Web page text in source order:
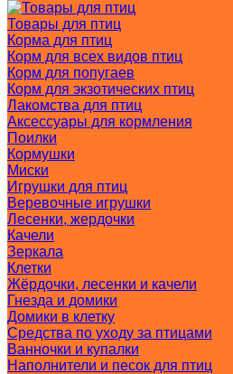
Товары для птиц
Корма для птиц
Корм для всех видов птиц
Корм для попугаев
Корм для экзотических птиц
Лакомства для птиц
Аксессуары для кормления
Поилки
Кормушки
Миски
Игрушки для птиц
Веревочные игрушки
Лесенки, жердочки
Качели
Зеркала
Клетки
Жёрдочки, лесенки и качели
Гнезда и домики
Домики в клетку
Средства по уходу за птицами
Ванночки и купалки
Наполнители и песок для птиц